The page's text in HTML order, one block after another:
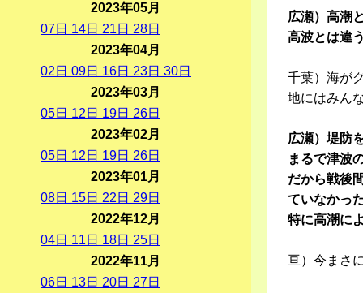
広瀬）高潮
高波とは違
千葉）海が
地にはみん
広瀬）堤防
まるで津波
だから戦後
ていなかっ
特に高潮に
亘）今まさ
2023年05月
07日 14日 21 日 28日
2023年04月
02 日 09日 16日 23日 30日
2023年03月
05日 12 日 19日 26日
2023年02月
05日 12 日 19日 26日
2023年01月
08日 15日 22 日 29日
2022年12月
04日 11 日 18日 25日
2022年11月
06日 13日 20日 27日